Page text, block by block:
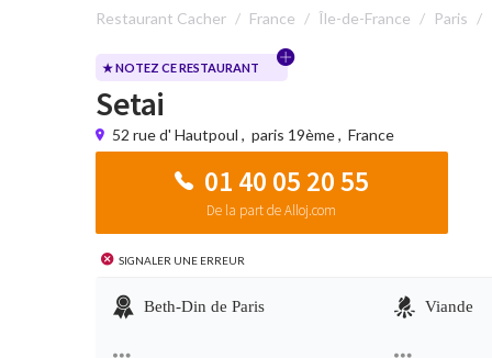
Restaurant Cacher France Île-de-France Paris
★ NOTEZ CE RESTAURANT
Setai
52 rue d' Hautpoul , paris 19ème, France
01 40 05 20 55
De la part de Alloj.com
Signaler une erreur
Beth-Din de Paris Viande